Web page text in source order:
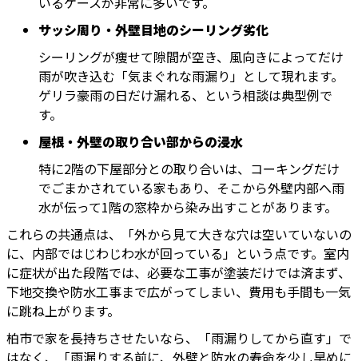
サッシ周り・外壁目地のシーリング劣化
シーリングが痩せて隙間が空き、風向きによってだけ
雨が吹き込む「気まぐれな雨漏り」として現れます。
ゲリラ豪雨の日だけ漏れる、という相談は典型例で
す。
屋根・外壁の取り合い部からの浸水
特に2階の下屋部分との取り合いは、コーキングだけ
でごまかされている家もあり、そこから外壁内部へ雨
水が伝って1階の窓枠から染み出すことがあります。
これらの共通点は、「外から見て大きな穴は空いていないの
に、内部ではじわじわ水が回っている」という点です。室内
に症状が出た段階では、必要な工事が塗装だけでは済まず、
下地交換や防水工事まで広がってしまい、費用も手間も一気
に跳ね上がります。
柏市で家を長持ちさせたいなら、「雨漏りしてから直す」で